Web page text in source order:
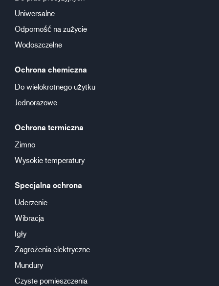
Uniwersalne
Odporność na zużycie
Wodoszczelne
Ochrona chemiczna
Do wielokrotnego użytku
Jednorazowe
Ochrona termiczna
Zimno
Wysokie temperatury
Specjalna ochrona
Uderzenie
Wibracja
Igły
Zagrożenia elektryczne
Mundury
Czyste pomieszczenia